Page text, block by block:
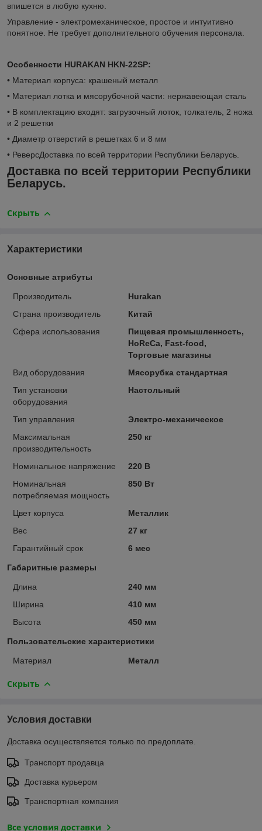
впишется в любую кухню.
Управление - электромеханическое, простое и интуитивно
понятное. Не требует дополнительного обучения персонала.
Особенности HURAKAN HKN-22SP:
• Материал корпуса: крашеный металл
• Материал лотка и мясорубочной части: нержавеющая сталь
• В комплектацию входят: загрузочный лоток, толкатель, 2 ножа
и 2 решетки
• Диаметр отверстий в решетках 6 и 8 мм
• РеверсДоставка по всей территории Республики Беларусь.
Доставка по всей территории Республики
Беларусь.
Скрыть
Характеристики
Основные атрибуты
Производитель
Hurakan
Страна производитель
Китай
Сфера использования
Пищевая промышленность,
HoReCa, Fast-food,
Торговые магазины
Вид оборудования
Мясорубка стандартная
Тип установки
оборудования
Настольный
Тип управления
Электро-механическое
Максимальная
производительность
250 кг
Номинальное напряжение
220 В
Номинальная
потребляемая мощность
850 Вт
Цвет корпуса
Металлик
Вес
27 кг
Гарантийный срок
6 мес
Габаритные размеры
Длина
240 мм
Ширина
410 мм
Высота
450 мм
Пользовательские характеристики
Материал Металл
Скрыть
Условия доставки
Доставка осуществляется только по предоплате.
Транспорт продавца
Доставка курьером
Транспортная компания
Все условия доставки